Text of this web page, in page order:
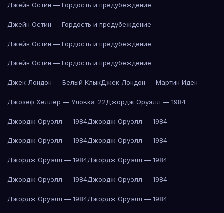
Джейн Остин — Гордость и предубеждение
Джейн Остин — Гордость и предубеждение
Джейн Остин — Гордость и предубеждение
Джейн Остин — Гордость и предубеждение
Джек Лондон — Белый КлыкДжек Лондон — Мартин Иден
Джозеф Хеллер — Уловка-22Джордж Оруэлл — 1984
Джордж Оруэлл — 1984Джордж Оруэлл — 1984
Джордж Оруэлл — 1984Джордж Оруэлл — 1984
Джордж Оруэлл — 1984Джордж Оруэлл — 1984
Джордж Оруэлл — 1984Джордж Оруэлл — 1984
Джордж Оруэлл — 1984Джордж Оруэлл — 1984